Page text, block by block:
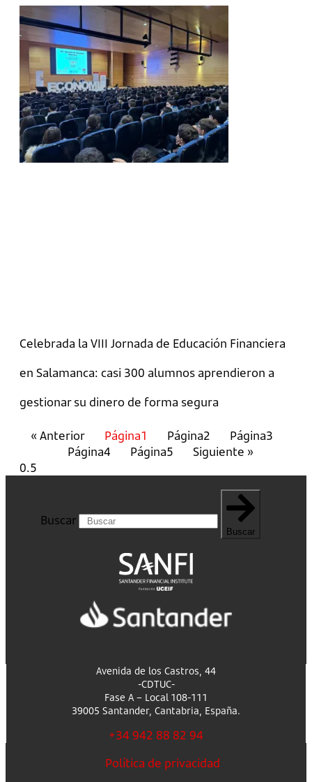
Celebrada la VIII Jornada de Educación Financiera
en Salamanca: casi 300 alumnos aprendieron a
gestionar su dinero de forma segura
« Anterior Página1 Página2 Página3
Página4 Página5 Siguiente »
Buscar
Buscar
Avenida de los Castros, 44
-CDTUC-
Fase A – Local 108-111
39005 Santander, Cantabria, España.
+34 942 88 82 94
Política de privacidad